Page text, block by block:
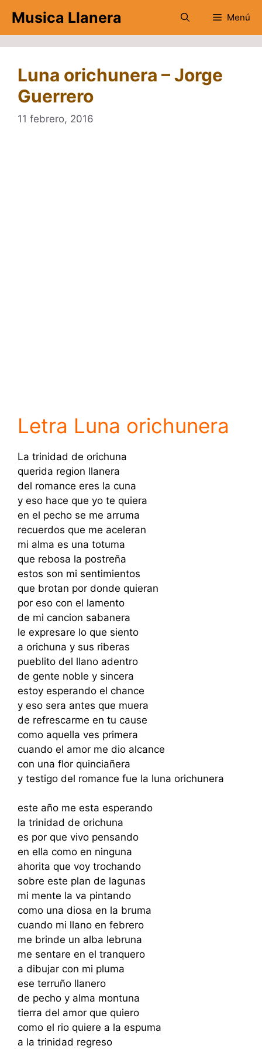
contenido
Musica Llanera Menú
Luna orichunera – Jorge
Guerrero
11 febrero, 2016
Letra Luna orichunera
La trinidad de orichuna
querida region llanera
del romance eres la cuna
y eso hace que yo te quiera
en el pecho se me arruma
recuerdos que me aceleran
mi alma es una totuma
que rebosa la postreña
estos son mi sentimientos
que brotan por donde quieran
por eso con el lamento
de mi cancion sabanera
le expresare lo que siento
a orichuna y sus riberas
pueblito del llano adentro
de gente noble y sincera
estoy esperando el chance
y eso sera antes que muera
de refrescarme en tu cause
como aquella ves primera
cuando el amor me dio alcance
con una flor quinciañera
y testigo del romance fue la luna orichunera
este año me esta esperando
la trinidad de orichuna
es por que vivo pensando
en ella como en ninguna
ahorita que voy trochando
sobre este plan de lagunas
mi mente la va pintando
como una diosa en la bruma
cuando mi llano en febrero
me brinde un alba lebruna
me sentare en el tranquero
a dibujar con mi pluma
ese terruño llanero
de pecho y alma montuna
tierra del amor que quiero
como el rio quiere a la espuma
a la trinidad regreso